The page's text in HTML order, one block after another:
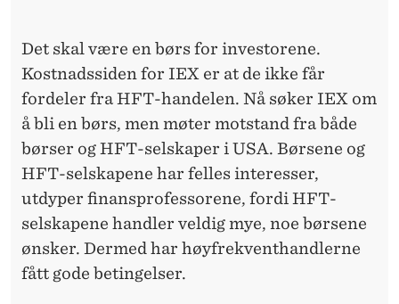
Det skal være en børs for investorene.
Kostnadssiden for IEX er at de ikke får
fordeler fra HFT-handelen. Nå søker IEX om
å bli en børs, men møter motstand fra både
børser og HFT-selskaper i USA. Børsene og
HFT-selskapene har felles interesser,
utdyper finansprofessorene, fordi HFT-
selskapene handler veldig mye, noe børsene
ønsker. Dermed har høyfrekventhandlerne
fått gode betingelser.